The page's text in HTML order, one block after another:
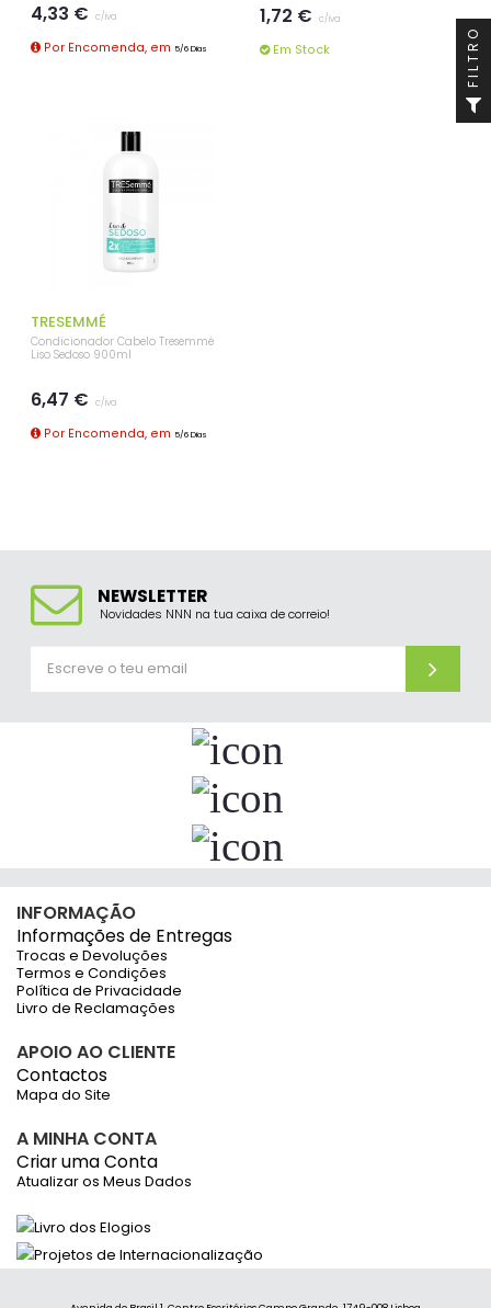
4,33 € c/iva
Por Encomenda, em 5/6 Dias
1,72 € c/iva
Em Stock
TRESEMMÉ
Condicionador Cabelo Tresemmé
Liso Sedoso 900ml
6,47 € c/iva
Por Encomenda, em 5/6 Dias
NEWSLETTER
Novidades NNN na tua caixa de correio!
INFORMAÇÃO
Informações de Entregas
Trocas e Devoluções
Termos e Condições
Política de Privacidade
Livro de Reclamações
APOIO AO CLIENTE
Contactos
Mapa do Site
A MINHA CONTA
Criar uma Conta
Atualizar os Meus Dados
FILTRO